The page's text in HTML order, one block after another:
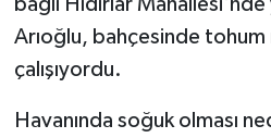
bağlı Hıdırlar
Arıoğlu, bahçesinde tohum
çalışıyordu.
Havanında soğuk olması
Magazin
ÖZEL HABER
POLİTİKA